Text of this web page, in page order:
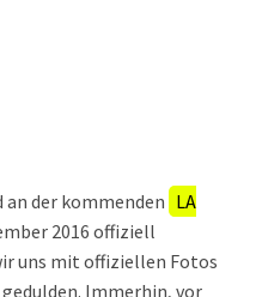
an der kommenden LA
2016 offiziell
uns mit offiziellen Fotos
Immerhin, vor